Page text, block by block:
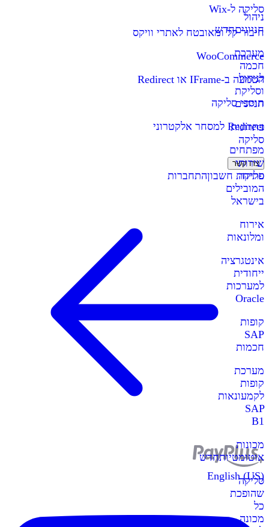
ניהול
חניוניםחדש
מערכת
חכמה
לניהול
וסליקת
חניונים
פתרונות
סליקה
שירותי
סליקה
המובילים
בישראל
אירוח
ומלונאות
אינטגרציה
ייחודית
למערכות
Oracle
קופות
SAP
חכמות
מערכת
קופות
לקמעונאות
SAP
B1
מכונות
אוטומטיותחדש
סליקה
שהופכת
כל
מכונה
סליקה ל-Wix
חיבור קל ומאובטח לאתרי וויקס
WooCommerce
הטמעה ב-IFrame או Redirect
תוספי סליקה
Redirect למסחר אלקטרוני
מפתחים
צרו קשר
פתיחת חשבוןהתחברות
English (US)